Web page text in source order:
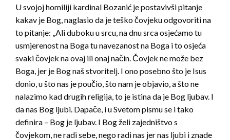
U svojoj homiliji kardinal Bozanić je postavivši pitanje
kakav je Bog, naglasio da je teško čovjeku odgovoriti na
to pitanje: „Ali duboku u srcu, na dnu srca osjećamo tu
usmjerenost na Boga tu navezanost na Boga i to osjeća
svaki čovjek na ovaj ili onaj način. Čovjek ne može bez
Boga, jer je Bog naš stvoritelj. I ono posebno što je Isus
donio, u što nas je poučio, što nam je objavio, a što ne
nalazimo kad drugih religija, to je istina da je Bog ljubav. I
da nas Bog ljubi. Dapače, i u Svetom pismu se i tako
definira – Bog je ljubav. I Bog želi zajedništvo s
čovjekom, ne radi sebe, nego radi nas jer nas ljubi i znade